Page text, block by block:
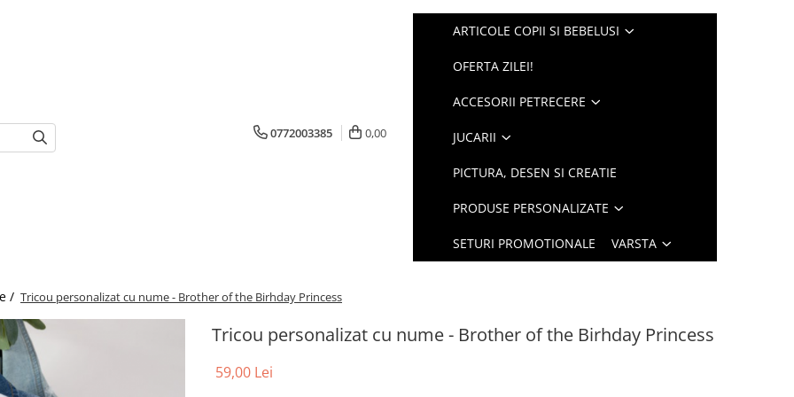
0772003385 0,00
ARTICOLE COPII SI BEBELUSI
OFERTA ZILEI!
ACCESORII PETRECERE
JUCARII
PICTURA, DESEN SI CREATIE
PRODUSE PERSONALIZATE
SETURI PROMOTIONALE VARSTA
/ Tricou personalizat cu nume - Brother of the Birhday Princess
Tricou personalizat cu nume - Brother of the Birhday Princess
59,00 Lei